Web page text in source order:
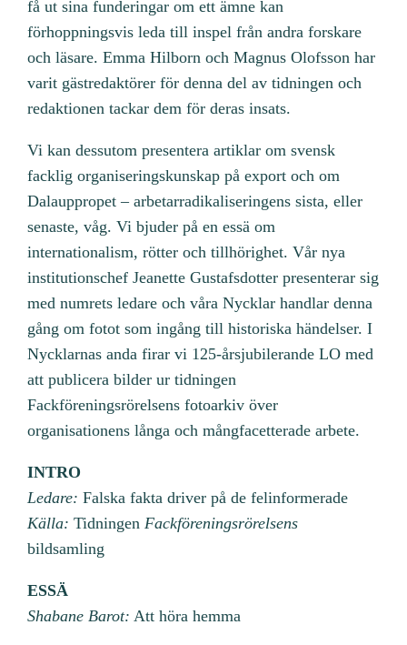
få ut sina funderingar om ett ämne kan
förhoppningsvis leda till inspel från andra forskare
och läsare. Emma Hilborn och Magnus Olofsson har
varit gästredaktörer för denna del av tidningen och
redaktionen tackar dem för deras insats.
Vi kan dessutom presentera artiklar om svensk
facklig organiseringskunskap på export och om
Dalauppropet – arbetarradikaliseringens sista, eller
senaste, våg. Vi bjuder på en essä om
internationalism, rötter och tillhörighet. Vår nya
institutionschef Jeanette Gustafsdotter presenterar sig
med numrets ledare och våra Nycklar handlar denna
gång om fotot som ingång till historiska händelser. I
Nycklarnas anda firar vi 125-årsjubilerande LO med
att publicera bilder ur tidningen
Fackföreningsrörelsens fotoarkiv över
organisationens långa och mångfacetterade arbete.
INTRO
Ledare: Falska fakta driver på de felinformerade
Källa: Tidningen Fackföreningsrörelsens
bildsamling
ESSÄ
Shabane Barot: Att höra hemma